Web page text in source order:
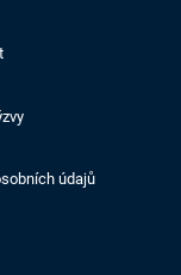
údajů